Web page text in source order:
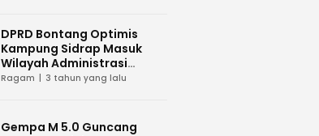
DPRD Bontang Optimis
Kampung Sidrap Masuk
Wilayah Administrasi
Bontang
Ragam 3 tahun yang lalu
Gempa M 5.0 Guncang